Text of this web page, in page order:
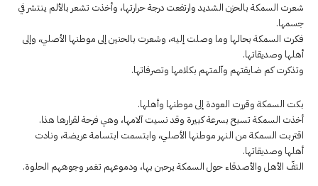
شعرت السمكة بالحزن الشديد وارتفعت درجة حرارتها، وأخذت تشعر بالألم ينتشر في
جسمها.
فكرت السمكة بحالها وما وصلت إليه، وشعرت بالحنين إلى موطنها الأصلي، وإلى
أهلها وصديقاتها.
وتذكرت كم ضايقتهم وآلمتهم بكلامها وتصرفاتها.
بكت السمكة وقررت العودة إلى موطنها وأهلها.
أخذت السمكة تسبح بسرعة كبيرة وقد نسيت آلامها، وهي فرحة لقرارها هذا.
اقتربت السمكة من النهر موطنها الأصلي، وابتسمت ابتسامة عريضة، ونادت
أهلها وصديقاتها.
التفّ الأهل والأصدقاء حول السمكة يرحبن بها، ودموعهم تغمر وجوههم الحلوة.